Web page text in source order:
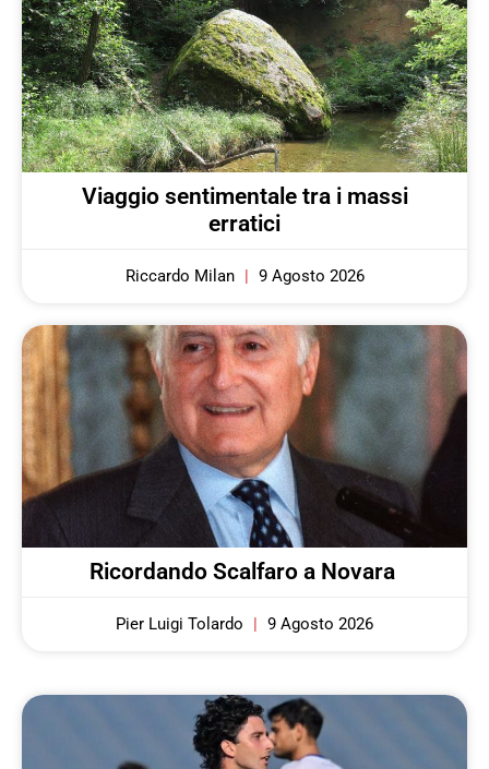
Viaggio sentimentale tra i massi
erratici
Riccardo Milan 9 Agosto 2026
Ricordando Scalfaro a Novara
Pier Luigi Tolardo 9 Agosto 2026